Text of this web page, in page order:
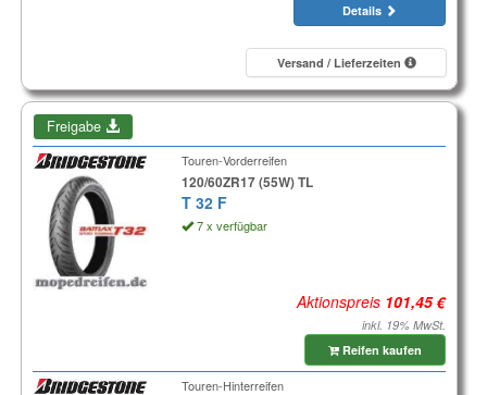
Details
Versand / Lieferzeiten
Freigabe
Touren-Vorderreifen
120/60ZR17 (55W) TL
T 32 F
7 x verfügbar
Aktionspreis
inkl. 19% MwSt.
Reifen kaufen
Touren-Hinterreifen